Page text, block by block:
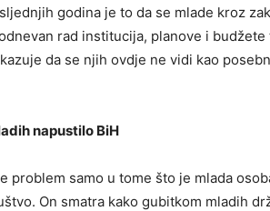
godina je to da se mlade kroz
rad institucija, planove i
da se njih ovdje ne vidi kao
napustilo BiH
problem samo u tome što je mlada
On smatra kako gubitkom mladih